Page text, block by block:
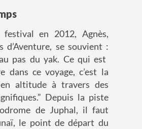
festival en 2012, Agnès,
d’Aventure, se souvient :
pas du yak. Ce qui est
dans ce voyage, c’est la
altitude à travers des
” Depuis la piste
de Juphal, il faut
, le point de départ du